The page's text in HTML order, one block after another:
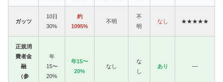
ガッツ
10日
30%
約
1095%
不明
不
明
なし ★★★★★
正規消
費者金
融
（参
年
15〜
20%
年15〜
20%
なし
な
し
あり —